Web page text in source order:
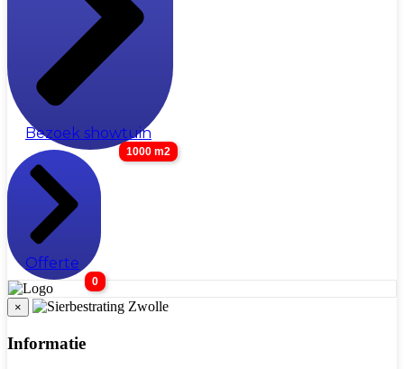
Bezoek showtuin
1000 m2
Offerte
0
×
Informatie